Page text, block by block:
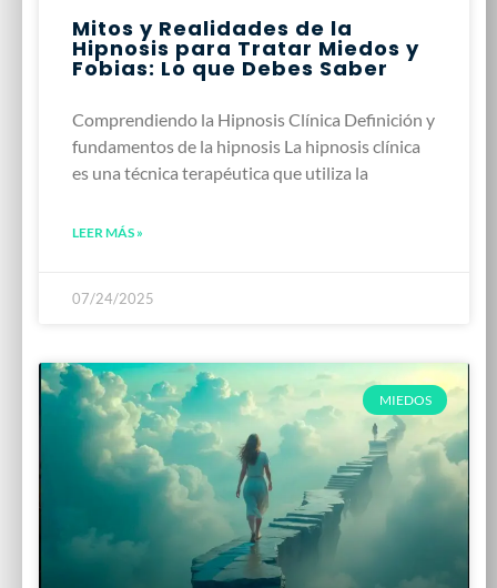
Mitos y Realidades de la
Hipnosis para Tratar Miedos y
Fobias: Lo que Debes Saber
Comprendiendo la Hipnosis Clínica Definición y
fundamentos de la hipnosis La hipnosis clínica
es una técnica terapéutica que utiliza la
LEER MÁS »
07/24/2025
MIEDOS